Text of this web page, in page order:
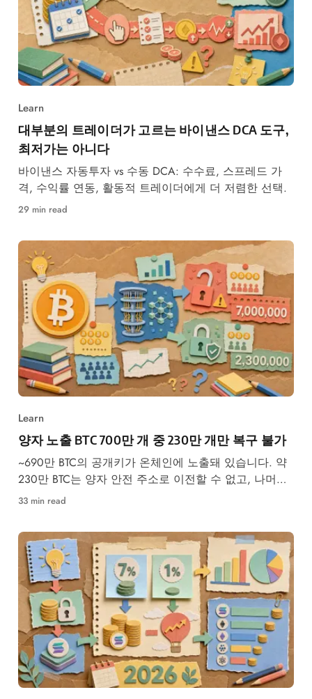
Learn
대부분의 트레이더가 고르는 바이낸스 DCA 도구,
최저가는 아니다
바이낸스 자동투자 vs 수동 DCA: 수수료, 스프레드 가
격, 수익률 연동, 활동적 트레이더에게 더 저렴한 선택.
29 min read
Learn
양자 노출 BTC 700만 개 중 230만 개만 복구 불가
~690만 BTC의 공개키가 온체인에 노출돼 있습니다. 약
230만 BTC는 양자 안전 주소로 이전할 수 없고, 나머지
는
33 min read